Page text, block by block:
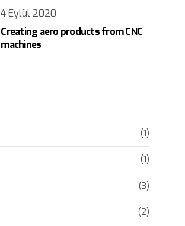
4 Eylül 2020
Creating aero products from CNC
machines
(1)
(1)
(3)
(2)